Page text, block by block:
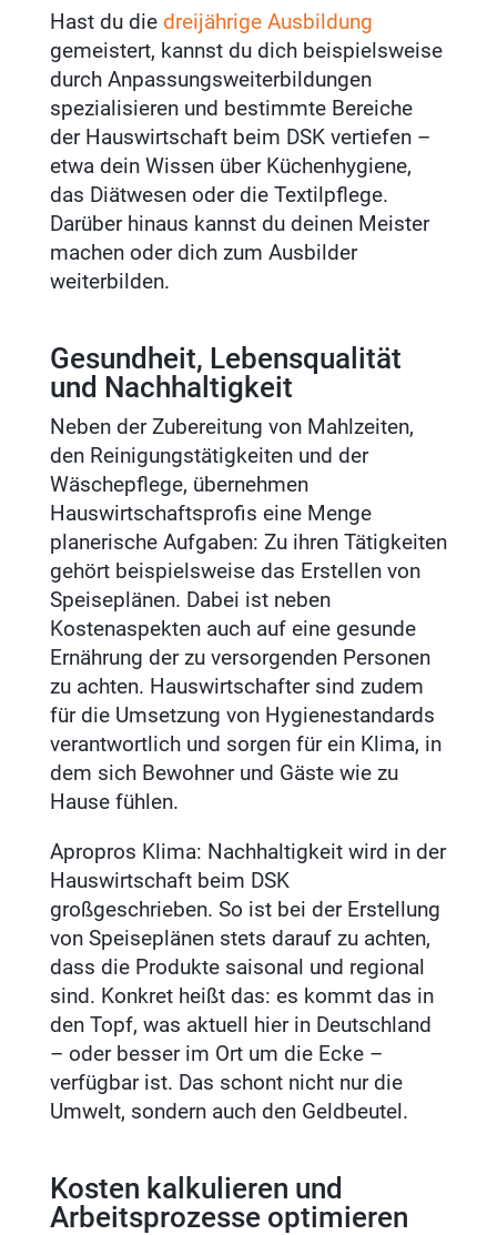
Hast du die dreijährige Ausbildung
gemeistert, kannst du dich beispielsweise
durch Anpassungsweiterbildungen
spezialisieren und bestimmte Bereiche
der Hauswirtschaft beim DSK vertiefen –
etwa dein Wissen über Küchenhygiene,
das Diätwesen oder die Textilpflege.
Darüber hinaus kannst du deinen Meister
machen oder dich zum Ausbilder
weiterbilden.
Gesundheit, Lebensqualität
und Nachhaltigkeit
Neben der Zubereitung von Mahlzeiten,
den Reinigungstätigkeiten und der
Wäschepflege, übernehmen
Hauswirtschaftsprofis eine Menge
planerische Aufgaben: Zu ihren Tätigkeiten
gehört beispielsweise das Erstellen von
Speiseplänen. Dabei ist neben
Kostenaspekten auch auf eine gesunde
Ernährung der zu versorgenden Personen
zu achten. Hauswirtschafter sind zudem
für die Umsetzung von Hygienestandards
verantwortlich und sorgen für ein Klima, in
dem sich Bewohner und Gäste wie zu
Hause fühlen.
Apropros Klima: Nachhaltigkeit wird in der
Hauswirtschaft beim DSK
großgeschrieben. So ist bei der Erstellung
von Speiseplänen stets darauf zu achten,
dass die Produkte saisonal und regional
sind. Konkret heißt das: es kommt das in
den Topf, was aktuell hier in Deutschland
– oder besser im Ort um die Ecke –
verfügbar ist. Das schont nicht nur die
Umwelt, sondern auch den Geldbeutel.
Kosten kalkulieren und
Arbeitsprozesse optimieren